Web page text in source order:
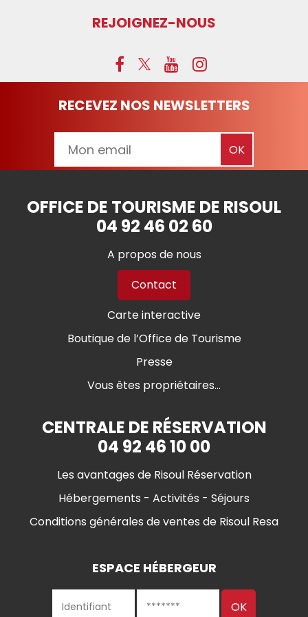
REJOIGNEZ-NOUS
RECEVEZ NOS NEWSLETTERS
OFFICE DE TOURISME DE RISOUL
04 92 46 02 60
A propos de nous
Contact
Carte interactive
Boutique de l’Office de Tourisme
Presse
Vous êtes propriétaires...
CENTRALE DE RÉSERVATION
04 92 46 10 00
Les avantages de Risoul Réservation
Hébergements - Activités - Séjours
Conditions générales de ventes de Risoul Resa
ESPACE HÉBERGEUR